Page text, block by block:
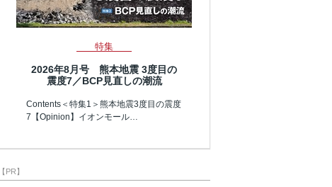
特集
2026年8月号 熊本地震 3度目の
震度7／BCP見直しの潮流
Contents＜特集1＞熊本地震3度目の震度
7【Opinion】イオンモール…
【PR】